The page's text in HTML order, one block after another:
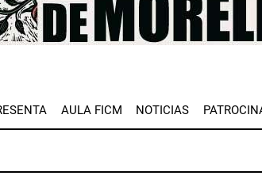
AULA FICM NOTICIAS